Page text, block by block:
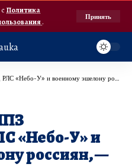
Политика
.
Принять
У» и военному эшелону россиян, — Генштаб
«Небо-У» и
россиян, —